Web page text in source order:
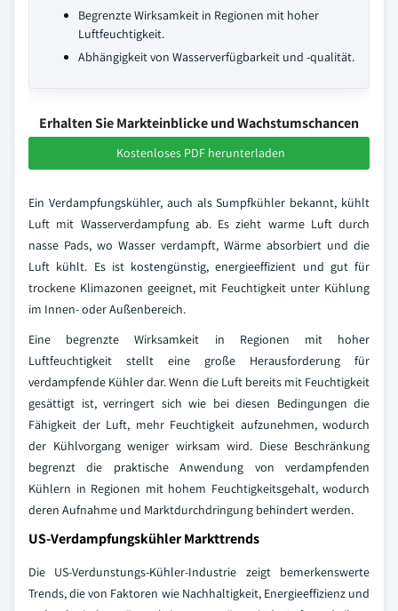
Begrenzte Wirksamkeit in Regionen mit hoher
Luftfeuchtigkeit.
Abhängigkeit von Wasserverfügbarkeit und -qualität.
Erhalten Sie Markteinblicke und Wachstumschancen
Kostenloses PDF herunterladen
Ein Verdampfungskühler, auch als Sumpfkühler bekannt, kühlt
Luft mit Wasserverdampfung ab. Es zieht warme Luft durch
nasse Pads, wo Wasser verdampft, Wärme absorbiert und die
Luft kühlt. Es ist kostengünstig, energieeffizient und gut für
trockene Klimazonen geeignet, mit Feuchtigkeit unter Kühlung
im Innen- oder Außenbereich.
Eine begrenzte Wirksamkeit in Regionen mit hoher
Luftfeuchtigkeit stellt eine große Herausforderung für
verdampfende Kühler dar. Wenn die Luft bereits mit Feuchtigkeit
gesättigt ist, verringert sich wie bei diesen Bedingungen die
Fähigkeit der Luft, mehr Feuchtigkeit aufzunehmen, wodurch
der Kühlvorgang weniger wirksam wird. Diese Beschränkung
begrenzt die praktische Anwendung von verdampfenden
Kühlern in Regionen mit hohem Feuchtigkeitsgehalt, wodurch
deren Aufnahme und Marktdurchdringung behindert werden.
US-Verdampfungskühler Markttrends
Die US-Verdunstungs-Kühler-Industrie zeigt bemerkenswerte
Trends, die von Faktoren wie Nachhaltigkeit, Energieeffizienz und